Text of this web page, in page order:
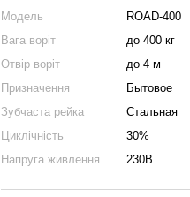
Модель
ROAD-400
Вага воріт
до 400 кг
Отвір воріт
до 4 м
Призначення
Бытовое
Зубчаста рейка
Стальная
Циклічність
30%
Напруга живлення
230В